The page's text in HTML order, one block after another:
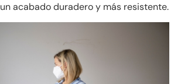
acabado duradero y más resistente.